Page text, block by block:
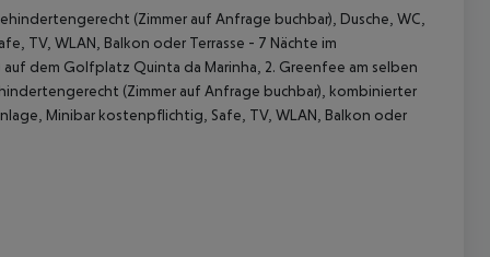
(Zimmer auf Anfrage buchbar), Dusche, WC,
TV, WLAN, Balkon oder Terrasse - 7 Nächte im
dem Golfplatz Quinta da Marinha, 2. Greenfee am selben
(Zimmer auf Anfrage buchbar), kombinierter
Minibar kostenpflichtig, Safe, TV, WLAN, Balkon oder